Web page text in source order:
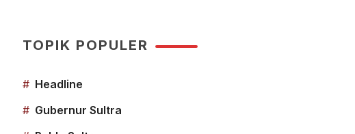
TOPIK POPULER
# Headline
# Gubernur Sultra